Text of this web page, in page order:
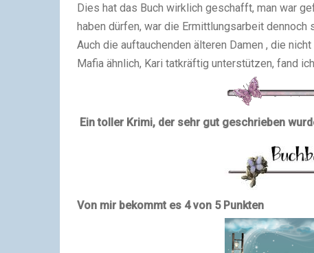
Dies hat das Buch wirklich geschafft, man war
haben dürfen, war die Ermittlungsarbeit dennoch
Auch die auftauchenden älteren Damen , die
Mafia ähnlich, Kari tatkräftig unterstützen, fand
Ein toller Krimi, der sehr gut geschrieben
Von mir bekommt es 4 von 5 Punkten